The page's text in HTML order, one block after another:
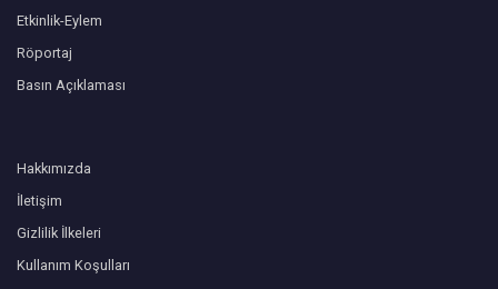
Etkinlik-Eylem
Röportaj
Basın Açıklaması
Hakkımızda
İletişim
Gizlilik İlkeleri
Kullanım Koşulları